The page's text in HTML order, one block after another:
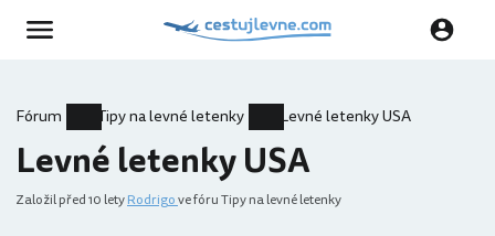
Fórum Tipy na levné letenky Levné letenky USA
Levné letenky USA
Založilpřed 10 letyRodrigove fóru Tipy na levné letenky